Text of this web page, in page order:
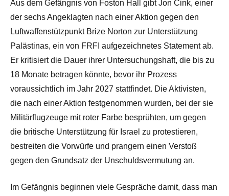
Aus dem Gefängnis von Foston Hall gibt Jon Cink, einer
der sechs Angeklagten nach einer Aktion gegen den
Luftwaffenstützpunkt Brize Norton zur Unterstützung
Palästinas, ein von FRFI aufgezeichnetes Statement ab.
Er kritisiert die Dauer ihrer Untersuchungshaft, die bis zu
18 Monate betragen könnte, bevor ihr Prozess
voraussichtlich im Jahr 2027 stattfindet. Die Aktivisten,
die nach einer Aktion festgenommen wurden, bei der sie
Militärflugzeuge mit roter Farbe besprühten, um gegen
die britische Unterstützung für Israel zu protestieren,
bestreiten die Vorwürfe und prangern einen Verstoß
gegen den Grundsatz der Unschuldsvermutung an.
Im Gefängnis beginnen viele Gespräche damit, dass man